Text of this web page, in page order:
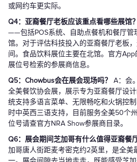
或网约车更实际。
Q4：亚裔餐厅老板应该重点看哪些展馆？
——包括POS系统、自助点餐机和餐厅
馆。对于评估科技投入的亚裔餐厅老板
间。食品饮料展位主要在北馆。官方
展位号检索的参展商信息。
Q5：Chowbus会在展会现场吗？
A：会
全美餐饮协会展，展示专为亚裔餐厅设
统支持多语言菜单、无限畅吃和火锅控
时中英西三语支持，目前服务全美50个
位号请查官方NRA Show参展商目录。
Q6：展会期间芝加哥有什么值得亚裔餐
加哥唐人街距麦考密克约2英里，是全美